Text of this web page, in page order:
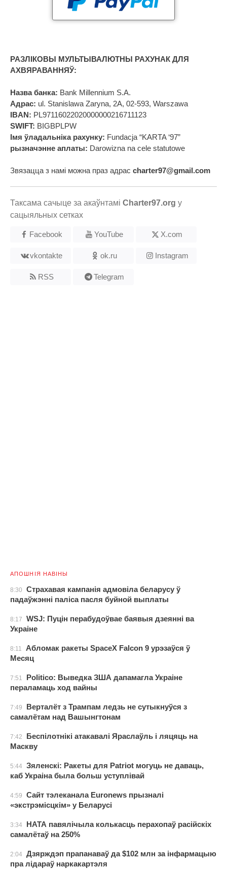
РАЗЛІКОВЫ МУЛЬТЫВАЛЮТНЫ РАХУНАК ДЛЯ
АХВЯРАВАННЯЎ:
Назва банка: Bank Millennium S.A.
Адрас: ul. Stanislawa Zaryna, 2A, 02-593, Warszawa
IBAN: PL97116022020000000216711123
SWIFT: BIGBPLPW
Імя ўладальніка рахунку: Fundacja “KARTA ‘97”
рызначэнне аплаты: Darowizna na cele statutowe
Звязацца з намі можна праз адрас charter97@gmail.com
Таксама сачыце за акаўнтамі Charter97.org у
сацыяльных сетках
Facebook YouTube X.com
vkontakte ok.ru Instagram
RSS Telegram
АПОШНІЯ НАВІНЫ
8:30
Страхавая кампанія адмовіла беларусу ў
падаўжэнні паліса пасля буйной выплаты
8:17
WSJ: Пуцін перабудоўвае баявыя дзеянні ва
Украіне
8:11
Абломак ракеты SpaceX Falcon 9 урэзаўся ў
Месяц
7:51
Politico: Выведка ЗША дапамагла Украіне
пераламаць ход вайны
7:49
Верталёт з Трампам ледзь не сутыкнуўся з
самалётам над Вашынгтонам
7:42
Беспілотнікі атакавалі Яраслаўль і ляцяць на
Маскву
5:44 Зяленскі: Ракеты для Patriot могуць не даваць,
каб Украіна была больш уступлівай
4:59
Сайт тэлеканала Euronews прызналі
«экстрэмісцкім» у Беларусі
3:34
НАТА павялічыла колькасць перахопаў расійскіх
самалётаў на 250%
2:04 Дзярждэп прапанаваў да $102 млн за інфармацыю
пра лідараў наркакартэля